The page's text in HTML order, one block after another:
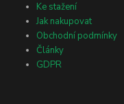
Ke stažení
Jak nakupovat
Obchodní podmínky
Články
GDPR